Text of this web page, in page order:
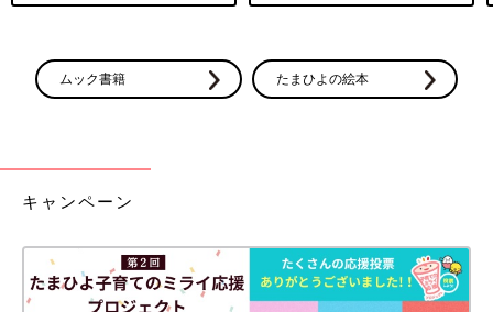
ムック書籍 たまひよの絵本
キャンペーン